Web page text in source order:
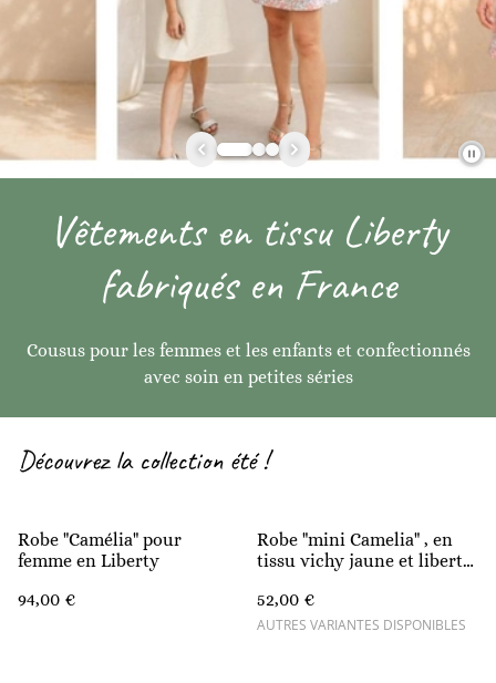
Vêtements en tissu Liberty
fabriqués en France
Cousus pour les femmes et les enfants et confectionnés
avec soin en petites séries
Découvrez la collection été !
Robe "Camélia" pour
femme en Liberty
94,00 €
Robe "mini Camelia" , en
tissu vichy jaune et liberty
52,00 €
AUTRES VARIANTES DISPONIBLES